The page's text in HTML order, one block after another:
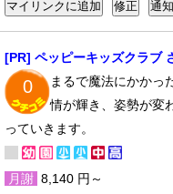
[PR] ペッピーキッズクラブ
0
まるで魔法にかかっ
情が輝き、姿勢が変
っていきます。
月謝 8,140 円～